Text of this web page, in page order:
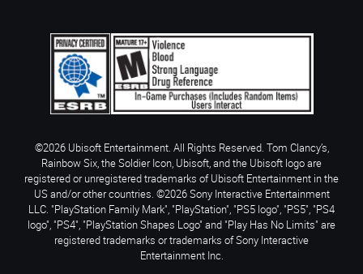
©2026 Ubisoft Entertainment. All Rights Reserved. Tom Clancy’s,
Rainbow Six, the Soldier Icon, Ubisoft, and the Ubisoft logo are
registered or unregistered trademarks of Ubisoft Entertainment in the
US and/or other countries. ©2026 Sony Interactive Entertainment
LLC. "PlayStation Family Mark", "PlayStation", "PS5 logo", "PS5", "PS4
logo", "PS4", "PlayStation Shapes Logo" and "Play Has No Limits" are
registered trademarks or trademarks of Sony Interactive
Entertainment Inc.